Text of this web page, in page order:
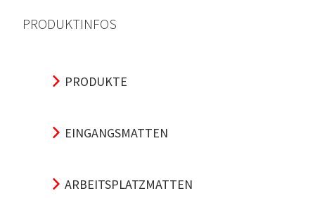
PRODUKTINFOS
PRODUKTE
EINGANGSMATTEN
ARBEITSPLATZMATTEN